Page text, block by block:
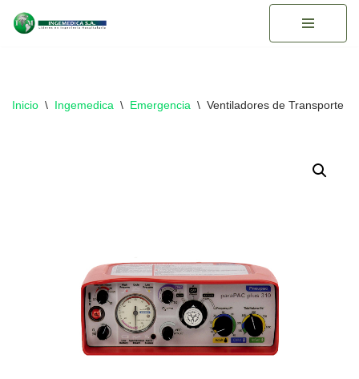
Inicio \ Ingemedica \ Emergencia \ Ventiladores de Transporte